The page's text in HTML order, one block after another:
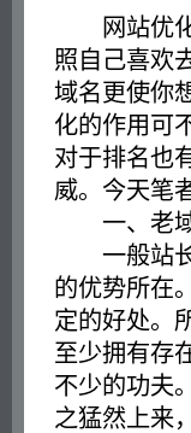
网站优化
照自己喜欢
域名更使你
化的作用可
对于排名也
威。今天笔
一、老域
一般站长
的优势所在
定的好处。
至少拥有存
不少的功夫
之猛然上来